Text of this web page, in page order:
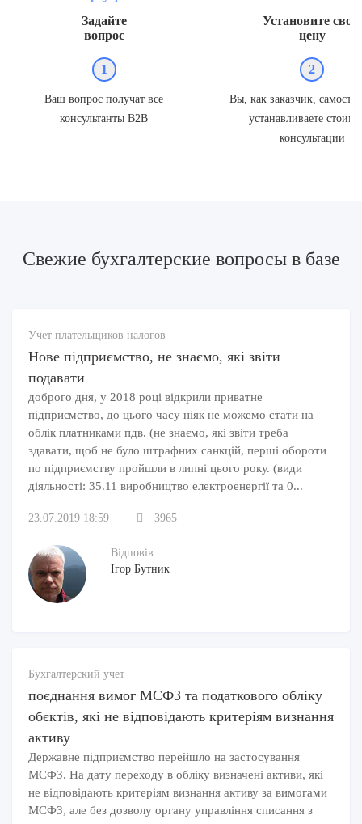
Задайте
вопрос
1
Ваш вопрос получат все
консультанты В2В
Установите свою
цену
2
Вы, как заказчик,
устанавливаете
консультации
Свежие бухгалтерские вопросы в базе
Учет плательщиков налогов
Нове підприємство, не знаємо, які звіти
подавати
доброго дня, у 2018 році відкрили приватне
підприємство, до цього часу ніяк не можемо стати на
облік платниками пдв. (не знаємо, які звіти треба
здавати, щоб не було штрафних санкцій, перші обороти
по підприємству пройшли в липні цього року. (види
діяльності: 35.11 виробництво електроенергії та 0...
23.07.2019 18:59 3965
Відповів
Ігор Бутник
Бухгалтерский учет
поєднання вимог МСФЗ та податкового обліку
обєктів, які не відповідають критеріям визнання
активу
Державне підприємство перейшло на застосування
МСФЗ. На дату переходу в обліку визначені активи, які
не відповідають критеріям визнання активу за вимогами
МСФЗ, але без дозволу органу управління списання з